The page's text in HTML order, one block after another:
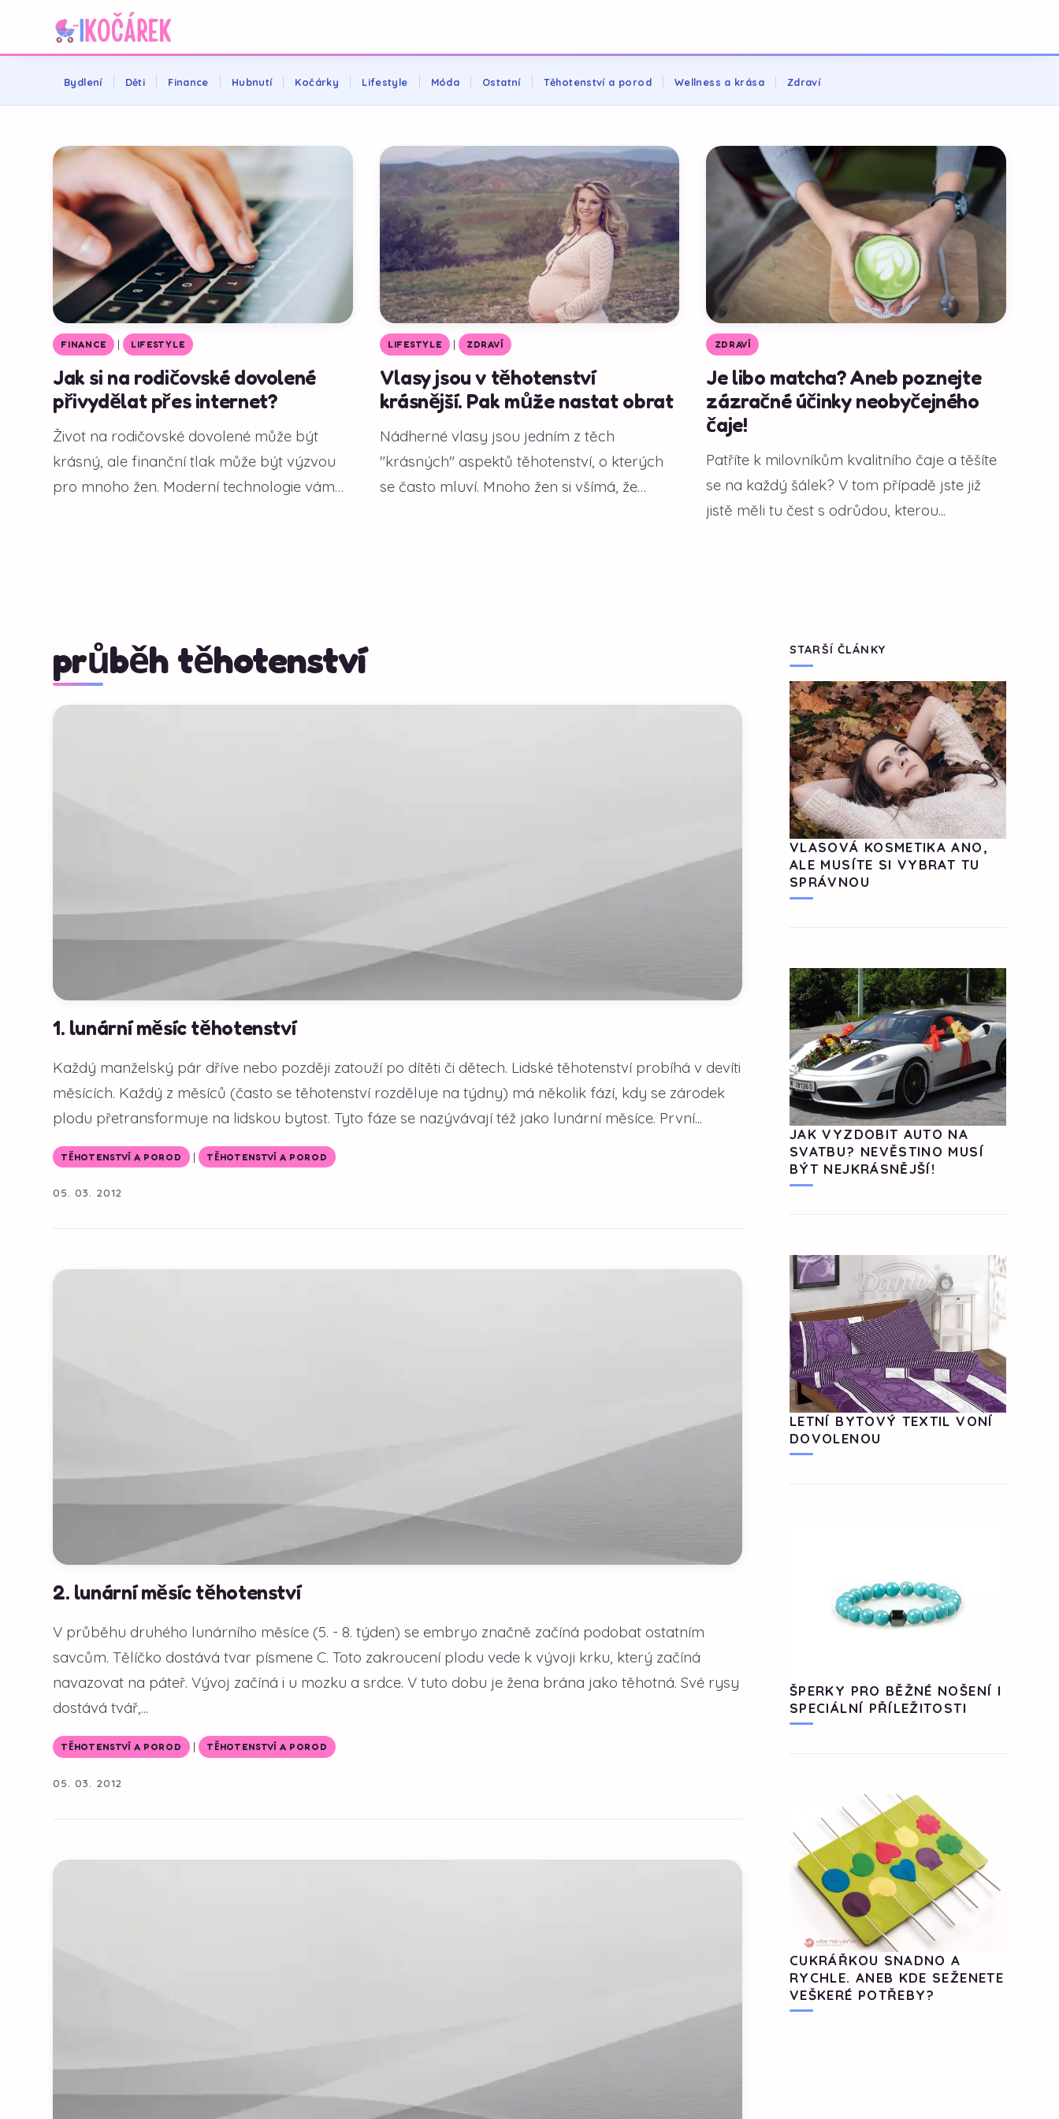
Bydlení Děti Finance Hubnutí Kočárky Lifestyle Móda Ostatní Těhotenství a porod Wellness a krása Zdraví
Jak si na rodičovské dovolené
přivydělat přes internet?
Život na rodičovské dovolené může být
krásný, ale finanční tlak může být výzvou
pro mnoho žen. Moderní technologie vám
FINANCE | LIFESTYLE
Vlasy jsou v těhotenství
krásnější. Pak může nastat obrat
Nádherné vlasy jsou jedním z těch
"krásných" aspektů těhotenství, o kterých
se často mluví. Mnoho žen si všímá, že
LIFESTYLE | ZDRAVÍ
Je libo matcha? Aneb poznejte
zázračné účinky neobyčejného
čaje!
Patříte k milovníkům kvalitního čaje a těšíte
se na každý šálek? V tom případě jste již
jistě měli tu čest s odrůdou, kterou...
ZDRAVÍ
průběh těhotenství
1. lunární měsíc těhotenství
Každý manželský pár dříve nebo později zatouží po dítěti či dětech. Lidské těhotenství probíhá v devíti
měsících. Každý z měsíců (často se těhotenství rozděluje na týdny) má několik fází, kdy se zárodek
plodu přetransformuje na lidskou bytost. Tyto fáze se nazývávají též jako lunární měsíce. První...
TĚHOTENSTVÍ A POROD | TĚHOTENSTVÍ A POROD
05. 03. 2012
2. lunární měsíc těhotenství
V průběhu druhého lunárního měsíce (5. - 8. týden) se embryo značně začíná podobat ostatním
savcům. Tělíčko dostává tvar písmene C. Toto zakroucení plodu vede k vývoji krku, který začíná
navazovat na páteř. Vývoj začíná i u mozku a srdce. V tuto dobu je žena brána jako těhotná. Své rysy
dostává tvář,...
TĚHOTENSTVÍ A POROD | TĚHOTENSTVÍ A POROD
05. 03. 2012
STARŠÍ ČLÁNKY
VLASOVÁ KOSMETIKA ANO,
ALE MUSÍTE SI VYBRAT TU
SPRÁVNOU
JAK VYZDOBIT AUTO NA
SVATBU? NEVĚSTINO MUSÍ
BÝT NEJKRÁSNĚJŠÍ!
LETNÍ BYTOVÝ TEXTIL VONÍ
DOVOLENOU
ŠPERKY PRO BĚŽNÉ NOŠENÍ I
SPECIÁLNÍ PŘÍLEŽITOSTI
CUKRÁŘKOU SNADNO A
RYCHLE. ANEB KDE SEŽENETE
VEŠKERÉ POTŘEBY?